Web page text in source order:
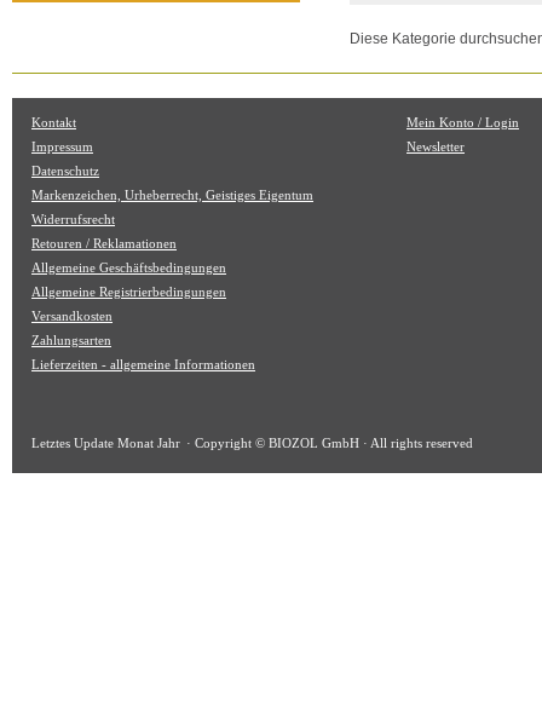
Diese Kategorie
Kontakt
Impressum
Datenschutz
Markenzeichen, Urheberrecht, Geistiges Eigentum
Widerrufsrecht
Retouren / Reklamationen
Allgemeine Geschäftsbedingungen
Allgemeine Registrierbedingungen
Versandkosten
Zahlungsarten
Lieferzeiten - allgemeine Informationen
Mein Konto / Login
Newsletter
Letztes Update Monat Jahr · Copyright © BIOZOL GmbH · All rights reserved